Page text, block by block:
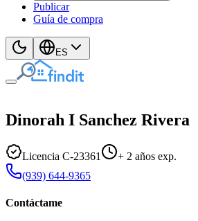
Publicar
Guía de compra
ES
Dinorah I Sanchez Rivera
Licencia C-23361 + 2 años exp.
(939) 644-9365
Contáctame